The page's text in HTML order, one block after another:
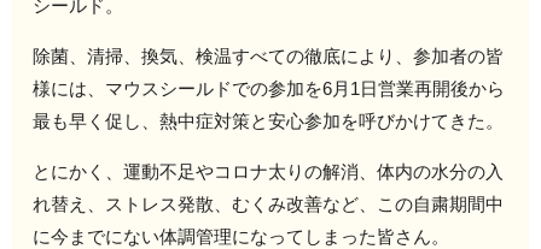
シールド。
除菌、清掃、換気、検温すべての徹底により、参加者の皆
様には、マウスシールドでの参加を6月1日営業再開後から
最も早く促し、熱中症対策と安心参加を呼びかけてきた。
とにかく、運動不足やコロナ太りの解消、体内の水分の入
れ替え、ストレス発散、むくみ改善など、この自粛期間中
に今までにない体調管理になってしまった皆さん。